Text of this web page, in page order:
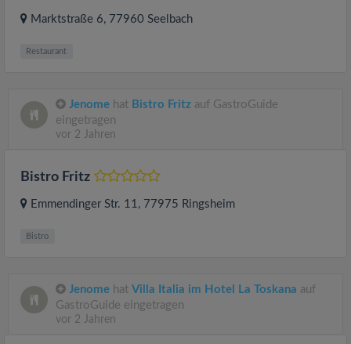
Marktstraße 6, 77960 Seelbach
Restaurant
Jenome hat Bistro Fritz auf GastroGuide
eingetragen
vor 2 Jahren
Bistro Fritz
Emmendinger Str. 11 , 77975 Ringsheim
Bistro
Jenome hat Villa Italia im Hotel La Toskana auf
GastroGuide eingetragen
vor 2 Jahren